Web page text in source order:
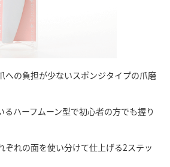
への負担が少ないスポンジタイプの爪磨
るハーフムーン型で初心者の方でも握り
ぞれの面を使い分けて仕上げる2ステッ